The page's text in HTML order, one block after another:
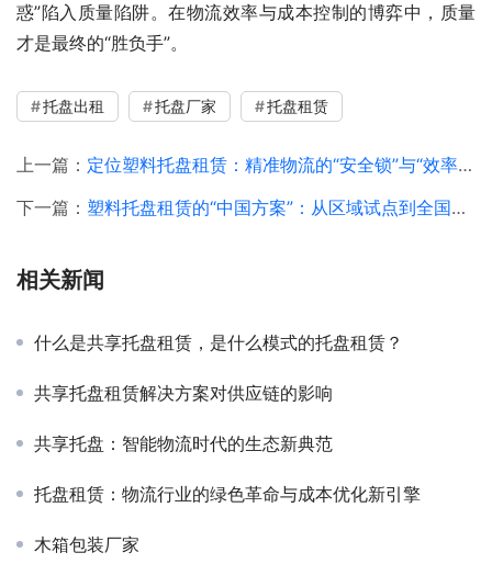
惑”陷入质量陷阱。在物流效率与成本控制的博弈中，质量
才是最终的“胜负手”。
托盘出租 托盘厂家 托盘租赁
上一篇： 定位塑料托盘租赁：精准物流的“安全锁”与“效率引擎”
下一篇： 塑料托盘租赁的“中国方案”：从区域试点到全国共享
相关新闻
什么是共享托盘租赁，是什么模式的托盘租赁？
共享托盘租赁解决方案对供应链的影响
共享托盘：智能物流时代的生态新典范
托盘租赁：物流行业的绿色革命与成本优化新引擎
木箱包装厂家